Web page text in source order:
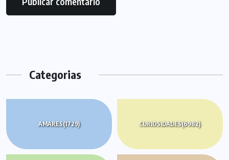
Categorias
AMARES(1729) CURIOSIDADES(6982)